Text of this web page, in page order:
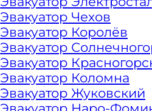
Эвакуатор Чехов
Эвакуатор Королёв
Эвакуатор
Эвакуатор
Эвакуатор Коломна
Эвакуатор Жуковский